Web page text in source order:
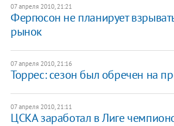
07 апреля 2010, 21:21
Фергюсон не планирует
рынок
07 апреля 2010, 21:16
Торрес: сезон был обречен на
07 апреля 2010, 21:11
ЦСКА заработал в Лиге